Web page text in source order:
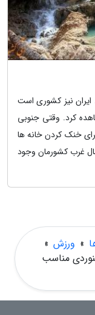
نیز کشوری است
کرد. وقتی جنوبی
خنک کردن خانه ها
غرب کشورمان وجود
» ورزش »
مناسب